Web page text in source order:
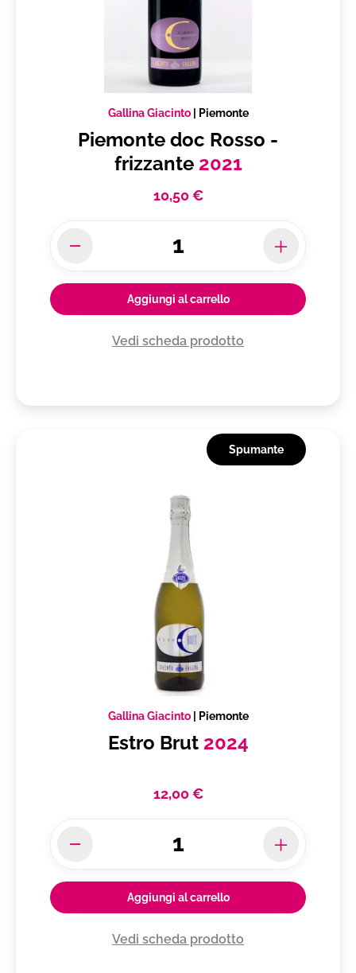
Gallina Giacinto| Piemonte
Piemonte doc Rosso -
frizzante 2021
10,50 €
Aggiungi al carrello
Vedi scheda prodotto
Spumante
Gallina Giacinto| Piemonte
Estro Brut 2024
12,00 €
Aggiungi al carrello
Vedi scheda prodotto